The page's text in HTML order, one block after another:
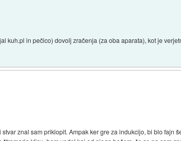
kuh.pl in pečico) dovolj zračenja (za oba aparata), kot je
znal sam priklopit. Ampak ker gre za indukcijo, bi blo fajn